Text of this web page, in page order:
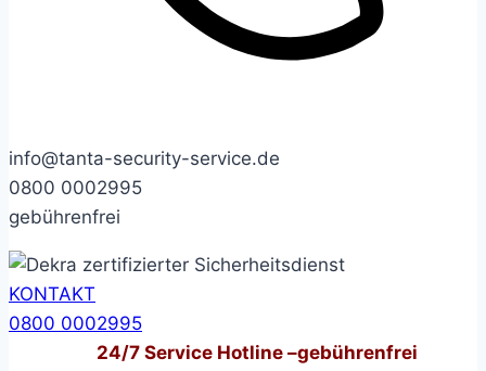
info@tanta-security-service.de
0800 0002995
gebührenfrei
KONTAKT
0800 0002995
24/7Service Hotline –gebührenfrei